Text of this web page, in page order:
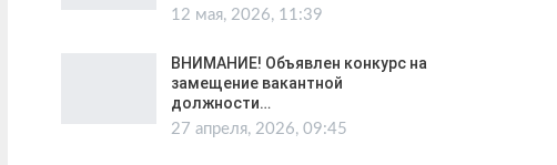
12 мая, 2026, 11:39
ВНИМАНИЕ! Объявлен конкурс на
замещение вакантной
должности…
27 апреля, 2026, 09:45